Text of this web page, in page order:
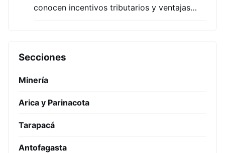
conocen incentivos tributarios y ventajas…
Secciones
Minería
Arica y Parinacota
Tarapacá
Antofagasta